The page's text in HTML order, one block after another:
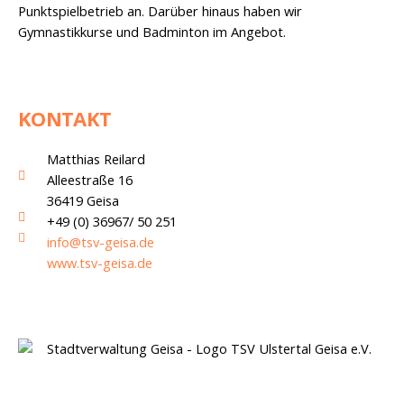
Punktspielbetrieb an. Darüber hinaus haben wir
Gymnastikkurse und Badminton im Angebot.
KONTAKT
Matthias Reilard
Alleestraße 16
36419 Geisa
+49 (0) 36967/ 50 251
info@tsv-geisa.de
www.tsv-geisa.de